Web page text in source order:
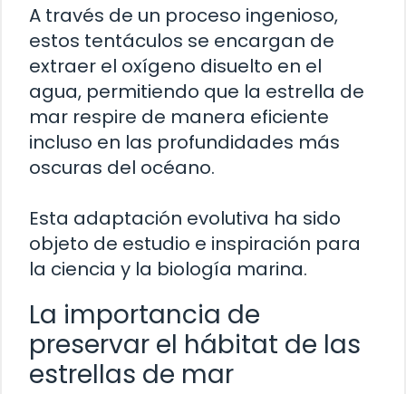
A través de un proceso ingenioso,
estos tentáculos se encargan de
extraer el oxígeno disuelto en el
agua, permitiendo que la estrella de
mar respire de manera eficiente
incluso en las profundidades más
oscuras del océano.
Esta adaptación evolutiva ha sido
objeto de estudio e inspiración para
la ciencia y la biología marina.
La importancia de
preservar el hábitat de las
estrellas de mar